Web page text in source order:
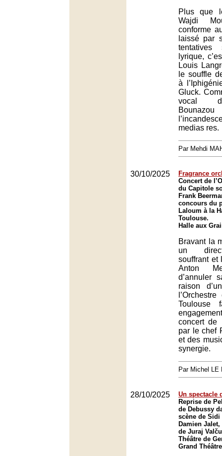
Plus que
Wajdi
conforme
laissé par
lyrique,
Louis
le souffle
à
Gluck.
vocal
medias res.
Par Mehdi
30/10/2025
Fragrance
Concert de
du Capitole
Frank
concours du
Laloum à la
Toulouse.
Halle aux
Bravant la
un
souffrant et
Anton
d’annuler
raison
Toulouse
concert de
par le chef
et des
synergie.
Par Michel LE
28/10/2025
Un spectacle
Reprise de
de Debussy
scène de
Damien
de Juraj
Théâtre de
Grand